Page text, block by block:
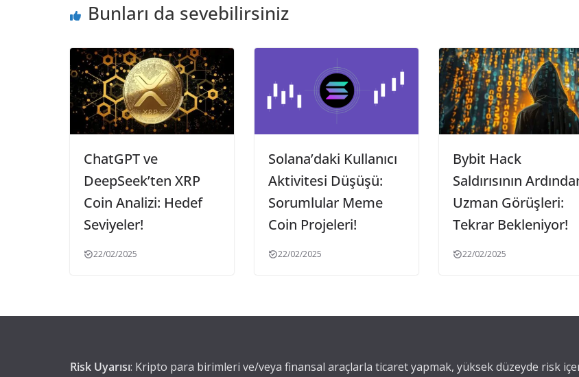
Bunları da sevebilirsiniz
ChatGPT ve
DeepSeek’ten XRP
Coin Analizi: Hedef
Seviyeler!
22/02/2025
Solana’daki Kullanıcı
Aktivitesi Düşüşü:
Sorumlular Meme
Coin Projeleri!
22/02/2025
Bybit Hack
Saldırısının
Uzman Görüşleri:
Tekrar Bekleniyor!
22/02/2025
Risk Uyarısı: Kripto para birimleri ve/veya finansal araçlarla ticaret yapmak, yüksek düzeyde risk içerir